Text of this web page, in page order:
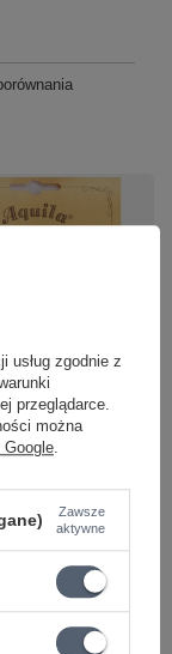
Aquila 7U
usług zgodnie z
przeglądarce.
można
Google.
Zawsze
aktywne